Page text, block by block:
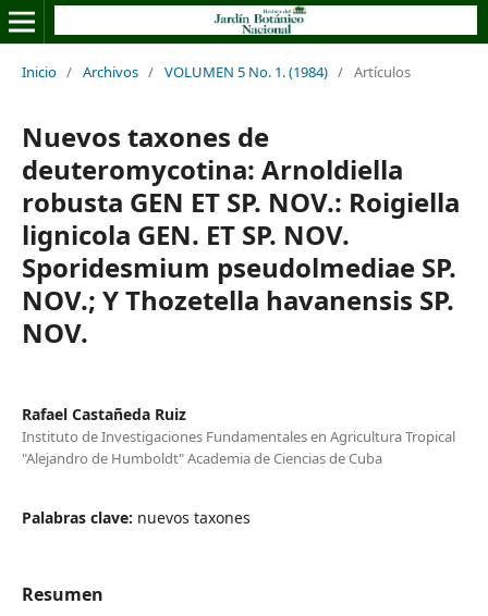
Inicio / Archivos / VOLUMEN 5 No. 1. (1984) / Artículos
Nuevos taxones de
deuteromycotina: Arnoldiella
robusta GEN ET SP. NOV.: Roigiella
lignicola GEN. ET SP. NOV.
Sporidesmium pseudolmediae SP.
NOV.; Y Thozetella havanensis SP.
NOV.
Rafael Castañeda Ruiz
Instituto de Investigaciones Fundamentales en Agricultura Tropical
"Alejandro de Humboldt" Academia de Ciencias de Cuba
Palabras clave: nuevos taxones
Resumen